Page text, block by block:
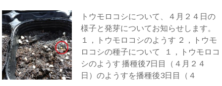
トウモロコシについて、４月２４日の
様子と発芽についてお知らせします。
１，トウモロコシのようす ２，トウモ
ロコシの種子について １，トウモロコ
シのようす 播種後7日目（４月２４
日）のようすを播種後3日目（４